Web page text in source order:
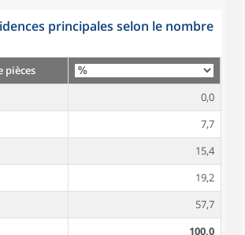
principales selon le nombre
pièces
0,0
7,7
15,4
19,2
57,7
100,0